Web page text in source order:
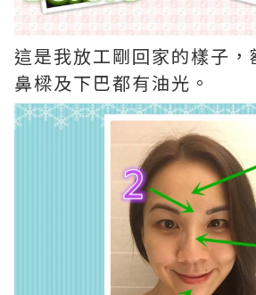
這是我放工剛回家的樣子，
鼻樑及下巴都有油光。